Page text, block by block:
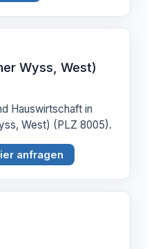
Wyss, West)
Hauswirtschaft in
West) (PLZ 8005).
anfragen